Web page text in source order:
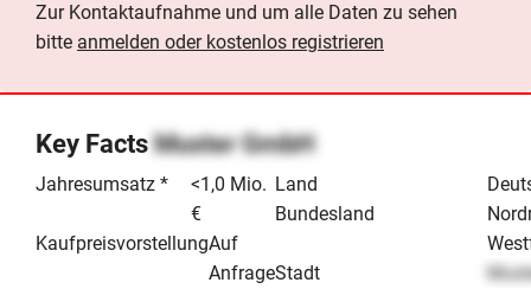
Zur Kontaktaufnahme und um alle Daten zu sehen
bitte anmelden oder kostenlos registrieren
Key FactsMuster GmbH
Jahresumsatz *
<1,0 Mio.
€
KaufpreisvorstellungAuf
Anfrage
Land
Bundesland
Stadt